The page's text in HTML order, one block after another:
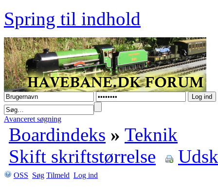
Spring til indhold
Avanceret søgning
Boardindeks » Teknik
Skift skriftstørrelse
OSS Søg Tilmeld Log ind